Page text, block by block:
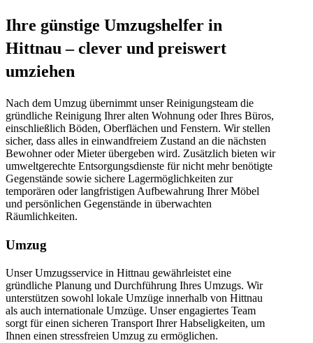
Ihre günstige Umzugshelfer in
Hittnau – clever und preiswert
umziehen
Nach dem Umzug übernimmt unser Reinigungsteam die
gründliche Reinigung Ihrer alten Wohnung oder Ihres Büros,
einschließlich Böden, Oberflächen und Fenstern. Wir stellen
sicher, dass alles in einwandfreiem Zustand an die nächsten
Bewohner oder Mieter übergeben wird. Zusätzlich bieten wir
umweltgerechte Entsorgungsdienste für nicht mehr benötigte
Gegenstände sowie sichere Lagermöglichkeiten zur
temporären oder langfristigen Aufbewahrung Ihrer Möbel
und persönlichen Gegenstände in überwachten
Räumlichkeiten.
Umzug
Unser Umzugsservice in Hittnau gewährleistet eine
gründliche Planung und Durchführung Ihres Umzugs. Wir
unterstützen sowohl lokale Umzüge innerhalb von Hittnau
als auch internationale Umzüge. Unser engagiertes Team
sorgt für einen sicheren Transport Ihrer Habseligkeiten, um
Ihnen einen stressfreien Umzug zu ermöglichen.